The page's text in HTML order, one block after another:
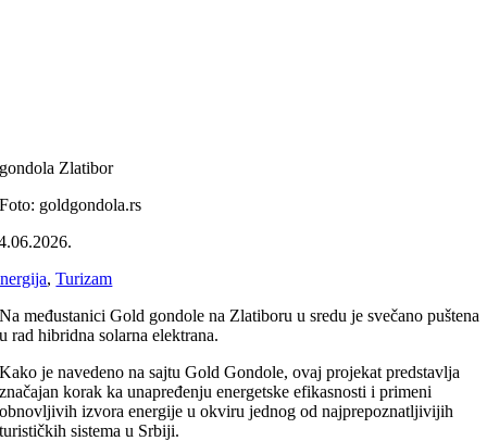
gondola Zlatibor
Foto: goldgondola.rs
,Turizam
Na međustanici Gold gondole na Zlatiboru u sredu je svečano puštena
u rad hibridna solarna elektrana.
Kako je navedeno na sajtu Gold Gondole, ovaj projekat predstavlja
značajan korak ka unapređenju energetske efikasnosti i primeni
obnovljivih izvora energije u okviru jednog od najprepoznatljivijih
turističkih sistema u Srbiji.